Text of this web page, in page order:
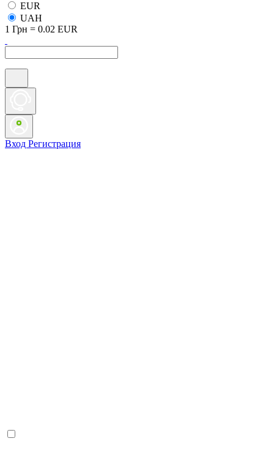
EUR
UAH
1 Грн = 0.02 EUR
Вход Регистрация